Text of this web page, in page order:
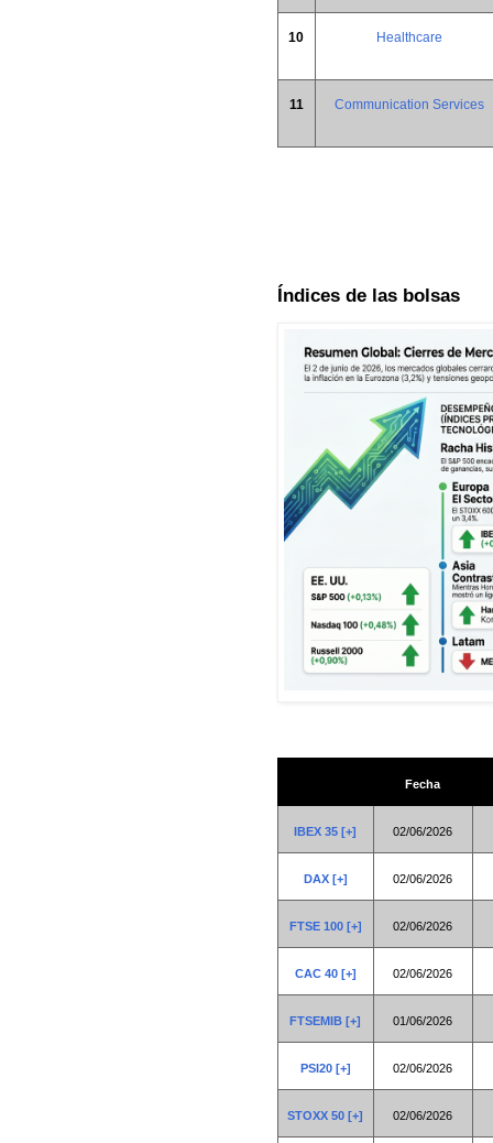
10 Healthcare
11 Communication Services
Índices de las bolsas
Fecha
IBEX 35 [+] 02/06/2026
DAX [+] 02/06/2026
FTSE 100 [+] 02/06/2026
CAC 40 [+] 02/06/2026
FTSEMIB [+] 01/06/2026
PSI20 [+] 02/06/2026
STOXX 50 [+] 02/06/2026